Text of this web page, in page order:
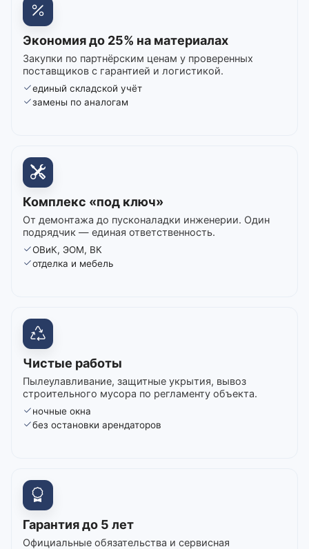
Экономия до 25% на материалах
Закупки по партнёрским ценам у проверенных
поставщиков с гарантией и логистикой.
единый складской учёт
замены по аналогам
Комплекс «под ключ»
От демонтажа до пусконаладки инженерии. Один
подрядчик — единая ответственность.
ОВиК, ЭОМ, ВК
отделка и мебель
Чистые работы
Пылеулавливание, защитные укрытия, вывоз
строительного мусора по регламенту объекта.
ночные окна
без остановки арендаторов
Гарантия до 5 лет
Официальные обязательства и сервисная